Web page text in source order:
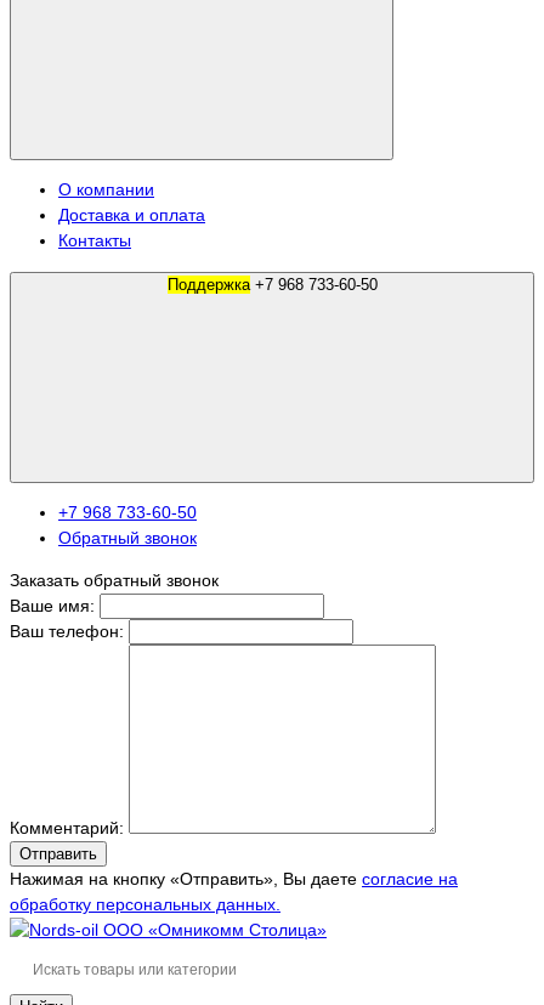
О компании
Доставка и оплата
Контакты
Поддержка +7 968 733-60-50
+7 968 733-60-50
Обратный звонок
Заказать обратный звонок
Ваше имя:
Ваш телефон:
Комментарий:
Отправить
Нажимая на кнопку «Отправить», Вы даете согласие на
обработку персональных данных.